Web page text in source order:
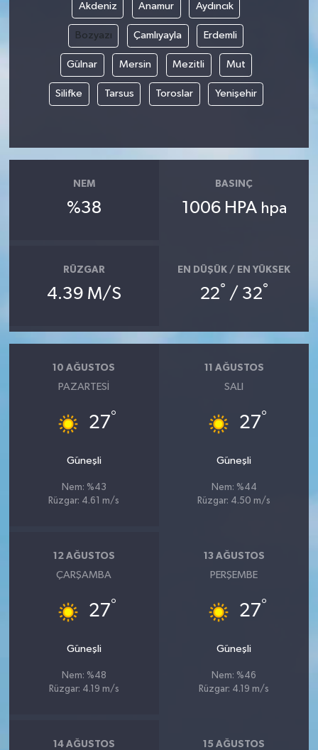
Akdeniz Anamur Aydıncık
Bozyazı Çamlıyayla Erdemli
Gülnar Mersin Mezitli Mut
Silifke Tarsus Toroslar Yenişehir
NEM
%38
BASINÇ
1006 HPA hpa
RÜZGAR
4.39 M/S
EN DÜŞÜK / EN YÜKSEK
22° / 32°
10 AĞUSTOS
PAZARTESI
27°
Güneşli
Nem: %43
Rüzgar: 4.61 m/s
11 AĞUSTOS
SALI
27°
Güneşli
Nem: %44
Rüzgar: 4.50 m/s
12 AĞUSTOS
ÇARŞAMBA
27°
Güneşli
Nem: %48
Rüzgar: 4.19 m/s
13 AĞUSTOS
PERŞEMBE
27°
Güneşli
Nem: %46
Rüzgar: 4.19 m/s
14 AĞUSTOS 15 AĞUSTOS